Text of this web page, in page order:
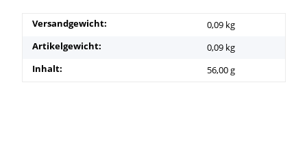
Versandgewicht:
0,09 kg
Artikelgewicht:
0,09 kg
Inhalt:
56,00 g